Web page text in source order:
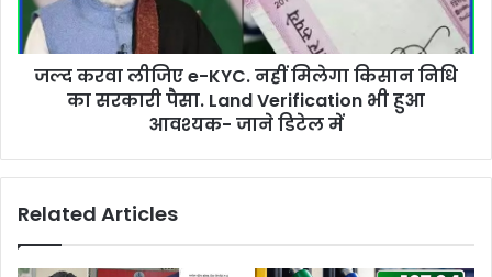
जल्द करवा लीजिए e-KYC. नहीं मिलेगा किसान निधि
का सरकारी पैसा. Land Verification भी हुआ
आवश्यक- जाने डिटेल में
Related Articles